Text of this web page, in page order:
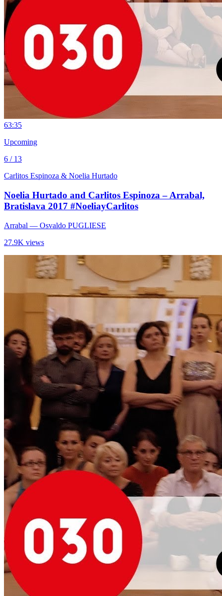
63:35
Upcoming
6 / 13
Carlitos Espinoza & Noelia Hurtado
Noelia Hurtado and Carlitos Espinoza – Arrabal,
Bratislava 2017 #NoeliayCarlitos
Arrabal — Osvaldo PUGLIESE
27.9K views